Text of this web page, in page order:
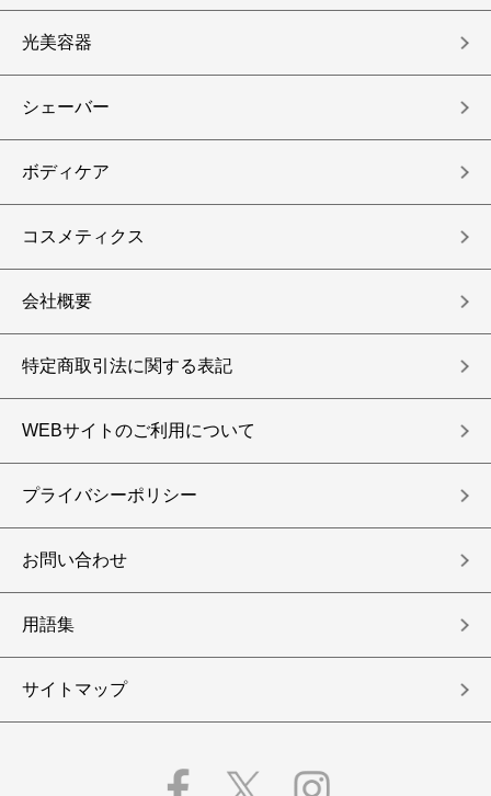
光美容器
シェーバー
ボディケア
コスメティクス
会社概要
特定商取引法に関する表記
WEBサイトのご利用について
プライバシーポリシー
お問い合わせ
用語集
サイトマップ